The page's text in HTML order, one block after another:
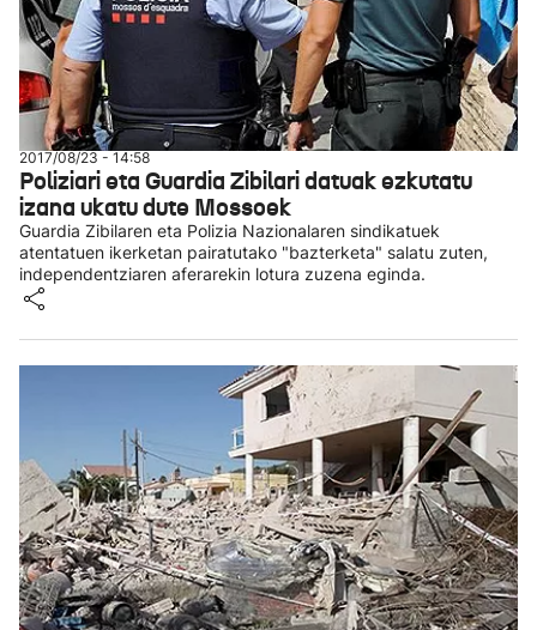
2017/08/23 - 14:58
Poliziari eta Guardia Zibilari datuak ezkutatu
izana ukatu dute Mossoek
Guardia Zibilaren eta Polizia Nazionalaren sindikatuek
atentatuen ikerketan pairatutako "bazterketa" salatu zuten,
independentziaren aferarekin lotura zuzena eginda.